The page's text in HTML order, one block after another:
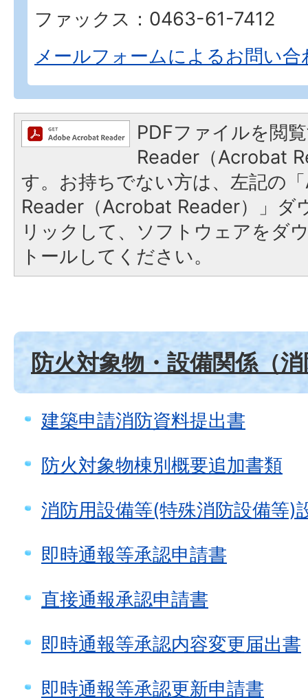
ファックス：0463-61-7412
メールフォームによるお問い合
PDFファイルを閲
Reader（Acrobat
す。お持ちでない方は、左記の
Reader（Acrobat Reader）」ダ
リックして、ソフトウェアをダ
トールしてください。
防火対象物・設備関係（
建築申請消防資料提出書
防火対象物棟別概要追加書類
消防用設備等(特殊消防設備等)
即時通報等承認申請書
直接通報承認申請書
即時通報等承認内容変更届出書
即時通報等承認更新申請書